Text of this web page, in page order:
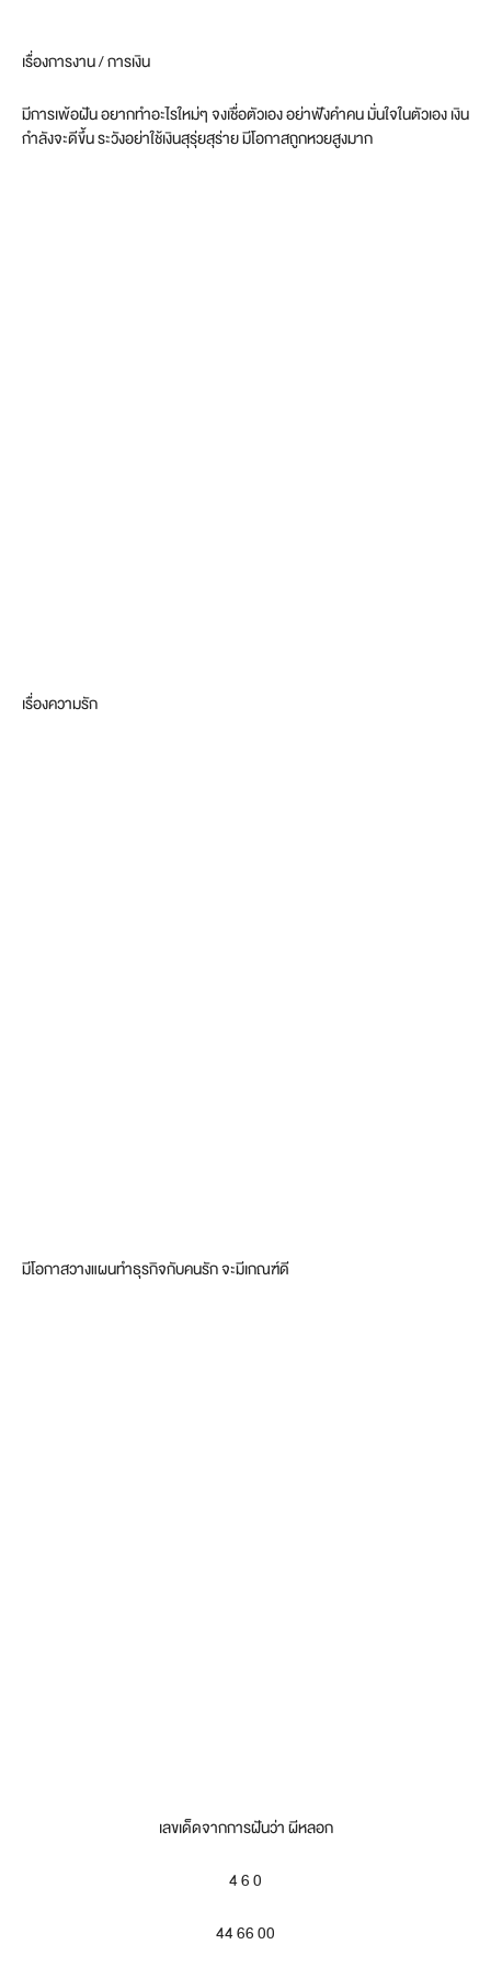
เรื่องการงาน / การเงิน
มีการเพ้อฝัน อยากทำอะไรใหม่ๆ จงเชื่อตัวเอง อย่าฟังคำคน มั่นใจในตัวเอง เงิน
กำลังจะดีขึ้น ระวังอย่าใช้เงินสุรุ่ยสุร่าย มีโอกาสถูกหวยสูงมาก
เรื่องความรัก
มีโอกาสวางแผนทำธุรกิจกับคนรัก จะมีเกณฑ์ดี
เลขเด็ดจากการฝันว่า ผีหลอก
4 6 0
44 66 00